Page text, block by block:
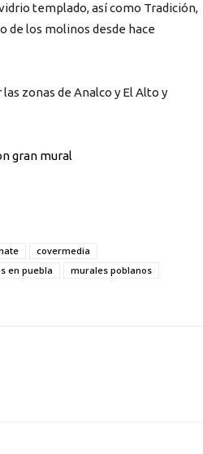
templado, así como Tradición,
de los molinos desde hace
zonas de Analco y El Alto y
gran mural
covermedia
en puebla
murales poblanos